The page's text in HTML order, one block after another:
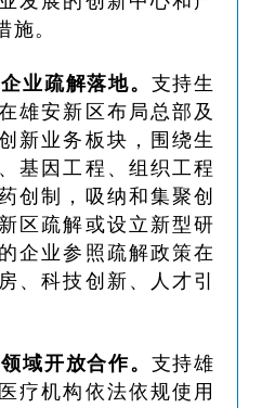
施。
业疏解落地。 支持生
雄安新区布局总部及
新业务板块，围绕生
基因工程、组织工程
创制，吸纳和集聚创
区疏解或设立新型研
企业参照疏解政策在
、科技创新、人才引
域开放合作。 支持雄
疗机构依法依规使用